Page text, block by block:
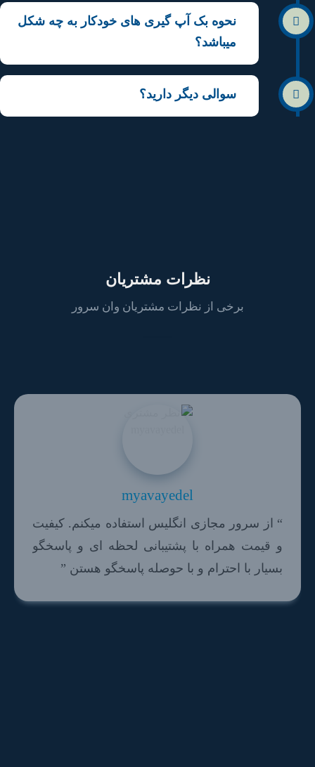
نحوه بک آپ گیری های خودکار به چه شکل
میباشد؟
سوالی دیگر دارید؟
نظرات مشتریان
برخی از نظرات مشتریان وان سرور
myavayedel
“ از سرور مجازی انگلیس استفاده میکنم. کیفیت
و قیمت همراه با پشتیبانی لحظه ای و پاسخگو
بسیار با احترام و با حوصله پاسخگو هستن ”